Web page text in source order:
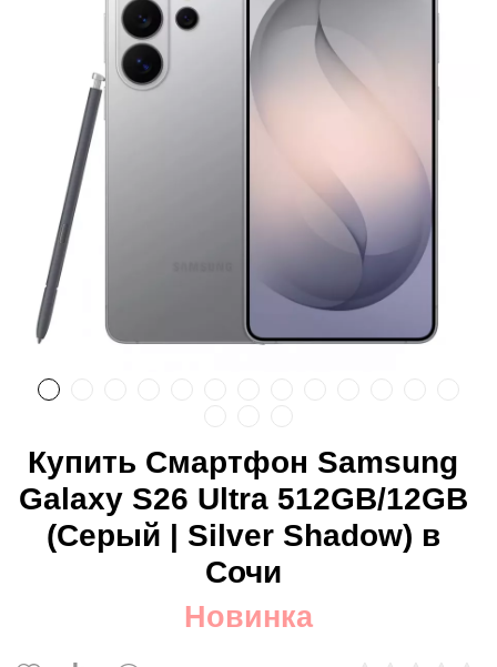
Купить Смартфон Samsung
Galaxy S26 Ultra 512GB/12GB
(Серый | Silver Shadow) в
Сочи
Новинка